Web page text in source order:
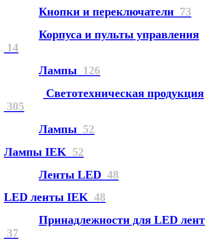
Кнопки и переключатели 73
Корпуса и пульты управления
14
Лампы 126
Светотехническая продукция
305
Лампы 52
Лампы IEK 52
Ленты LED 48
LED ленты IEK 48
Принадлежности для LED лент
37